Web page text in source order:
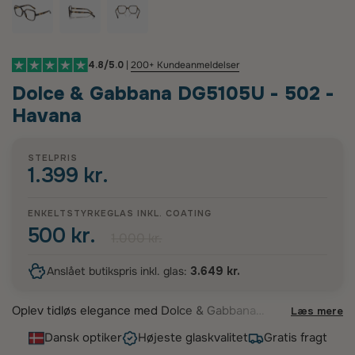
4.8/5.0 | 200+ Kundeanmeldelser
Dolce & Gabbana DG5105U - 502 -
Havana
STELPRIS
1.399 kr.
ENKELTSTYRKEGLAS INKL. COATING
500 kr.
Anslået butikspris inkl. glas: 3.649 kr.
Oplev tidløs elegance med Dolce & Gabbana
stilfulde stel er udført i klassisk Havana-acetat og
Læs mere
Dansk optiker Højeste glaskvalitet Gratis fragt